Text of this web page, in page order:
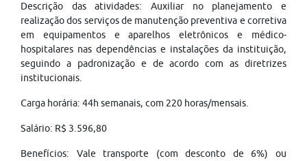
Descrição das atividades: Auxiliar no planejamento e
realização dos serviços de manutenção preventiva e corretiva
em equipamentos e aparelhos eletrônicos e médico-
hospitalares nas dependências e instalações da instituição,
seguindo a padronização e de acordo com as diretrizes
institucionais.
Carga horária: 44h semanais, com 220 horas/mensais.
Salário: R$ 3.596,80
Benefícios: Vale transporte (com desconto de 6%) ou